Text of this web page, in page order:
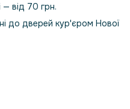
від 70 грн.
до дверей кур'єром Нової